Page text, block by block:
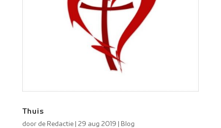
Thuis
door de Redactie| 29 aug 2019 Blog